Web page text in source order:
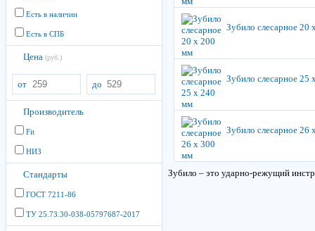
Есть в наличии
Есть в СПБ
Цена (руб.)
от до
Производитель
Fit
НИЗ
Стандарты
ГОСТ 7211-86
ТУ 25.73.30-038-05797687-2017
Зубило слесарное 20
Зубило слесарное 25
Зубило слесарное 26
Зубило – это ударно-режущий